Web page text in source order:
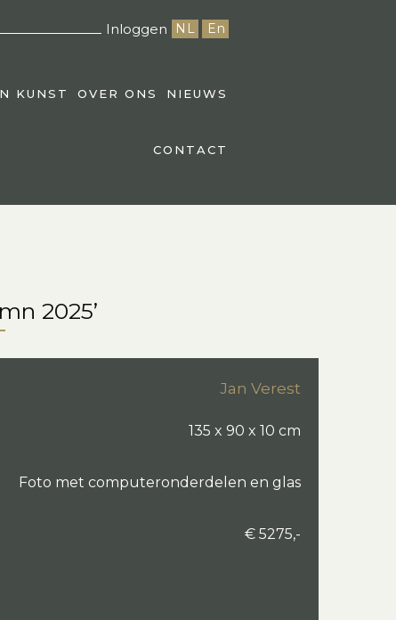
Inloggen NL En
KUNST OVER ONS NIEUWS
CONTACT
2025’
Jan Verest
135 x 90 x 10 cm
Foto met computeronderdelen en glas
€ 5275,-